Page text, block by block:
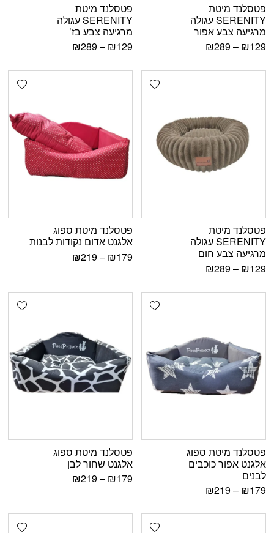
פטסלנד מיטת
SERENITY עגולה
מרגיעה צבע אפור
₪129
–
₪289
פטסלנד מיטת
SERENITY עגולה
מרגיעה צבע בז’
₪129
–
₪289
Add wishlist
פטסלנד מיטת
SERENITY עגולה
מרגיעה צבע חום
₪129
–
₪289
פטסלנד מיטת ספוג
אלגנט אדום נקודות לבנות
₪179
–
₪219
Add wishlist
פטסלנד מיטת ספוג
אלגנט אפור כוכבים
לבנים
₪179
–
₪219
פטסלנד מיטת ספוג
אלגנט שחור לבן
₪179
–
₪219
Add wishlist